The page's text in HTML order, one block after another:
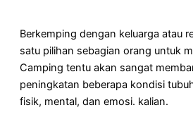
Berkemping dengan keluarga atau
satu pilihan sebagian orang untuk
Camping tentu akan sangat
peningkatan beberapa kondisi
fisik, mental, dan emosi. kalian.